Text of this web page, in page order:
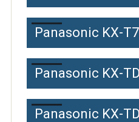
Panasonic KX-
Panasonic KX-
Panasonic KX-